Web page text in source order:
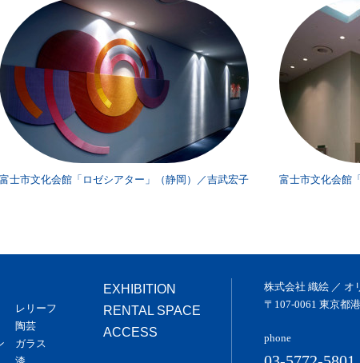
富士市文化会館「ロゼシアター」（静岡）／吉武宏子 富士市文化会館
レリーフ
陶芸
ガラス
EXHIBITION
RENTAL SPACE
ACCESS
株式会社 織絵 ／ オ
〒107-0061 東京都
phone